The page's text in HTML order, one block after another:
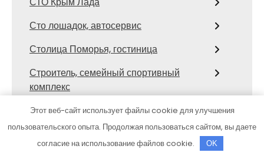
Сто лошадок, автосервис
Столица Поморья, гостиница
Строитель, семейный спортивный
комплекс
Сфера, семейный загородный
комплекс
Сход развал
Этот веб-сайт использует файлы cookie для улучшения
пользовательского опыта. Продолжая пользоваться сайтом, вы даете
согласие на использование файлов cookie.
OK